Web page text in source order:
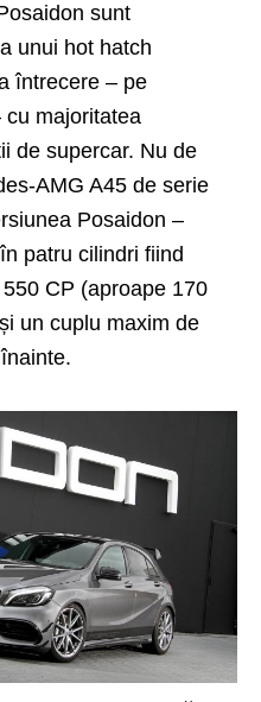
sunt
unui hot hatch
întrecere – pe
cu majoritatea
de supercar. Nu de
AMG A45 de serie
Posaidon –
patru cilindri fiind
CP (aproape 170
un cuplu maxim de